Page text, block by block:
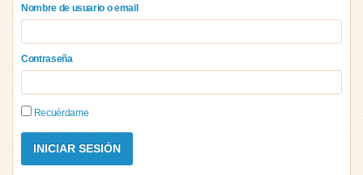
Nombre de usuario o email
Contraseña
Recuérdame